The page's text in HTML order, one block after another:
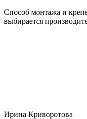
Способ монтажа и
выбирается
Ирина Криворотова